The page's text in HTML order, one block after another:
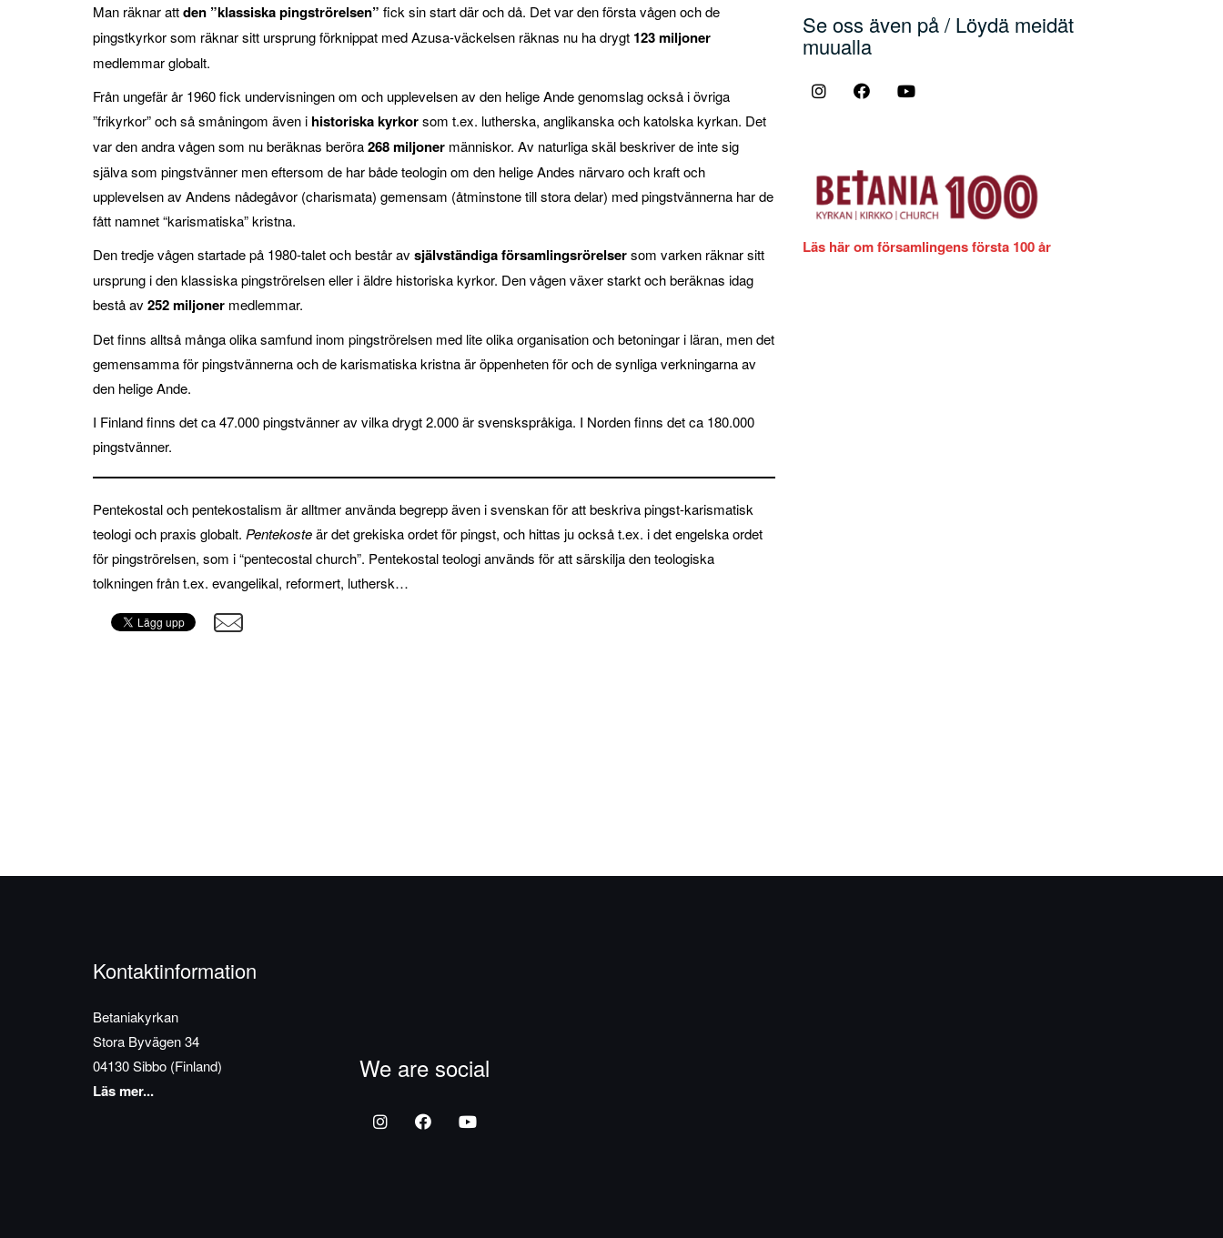
Man räknar attden ”klassiska pingströrelsen” fick sin start där och då. Det var den första vågen och de
pingstkyrkor som räknar sitt ursprung förknippat med Azusa-väckelsen räknas nu ha drygt 123 miljoner
medlemmar globalt.
Från ungefär år 1960 fick undervisningen om och upplevelsen av den helige Ande genomslag också i övriga
”frikyrkor” och så småningom även i historiska kyrkorsom t.ex. lutherska, anglikanska och katolska kyrkan. Det
var den andra vågen som nu beräknas beröra268 miljoner människor. Av naturliga skäl beskriver de inte sig
själva som pingstvänner men eftersom de har både teologin om den helige Andes närvaro och kraft och
upplevelsen av Andens nådegåvor (charismata) gemensam (åtminstone till stora delar) med pingstvännerna har de
fått namnet “karismatiska” kristna.
Den tredje vågen startade på 1980-talet och består avsjälvständiga församlingsrörelsersom varken räknar sitt
ursprung i den klassiska pingströrelsen eller i äldre historiska kyrkor. Den vågen växer starkt och beräknas idag
bestå av252 miljoner medlemmar.
Det finns alltså många olika samfund inom pingströrelsen med lite olika organisation och betoningar i läran, men det
gemensamma för pingstvännerna och de karismatiska kristna är öppenheten för och de synliga verkningarna av
den helige Ande.
I Finland finns det ca 47.000 pingstvänner av vilka drygt 2.000 är svenskspråkiga. I Norden finns det ca 180.000
pingstvänner.
Pentekostal och pentekostalism är alltmer använda begrepp även i svenskan för att beskriva pingst-karismatisk
teologi och praxis globalt. Pentekosteär det grekiska ordet för pingst, och hittas ju också t.ex. i det engelska ordet
för pingströrelsen, som i “pentecostal church”. Pentekostal teologi används för att särskilja den teologiska
tolkningen från t.ex. evangelikal, reformert, luthersk…
Se oss även på / Löydä meidät
muualla
Läs här om församlingens första 100 år
Kontaktinformation
Betaniakyrkan
Stora Byvägen 34
04130 Sibbo (Finland)
Läs mer...
We are social